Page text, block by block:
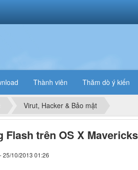
Thành viên Thăm dò ý kiến
Virut, Hacker & Bảo mật
Flash trên OS X
25/10/2013 01:26